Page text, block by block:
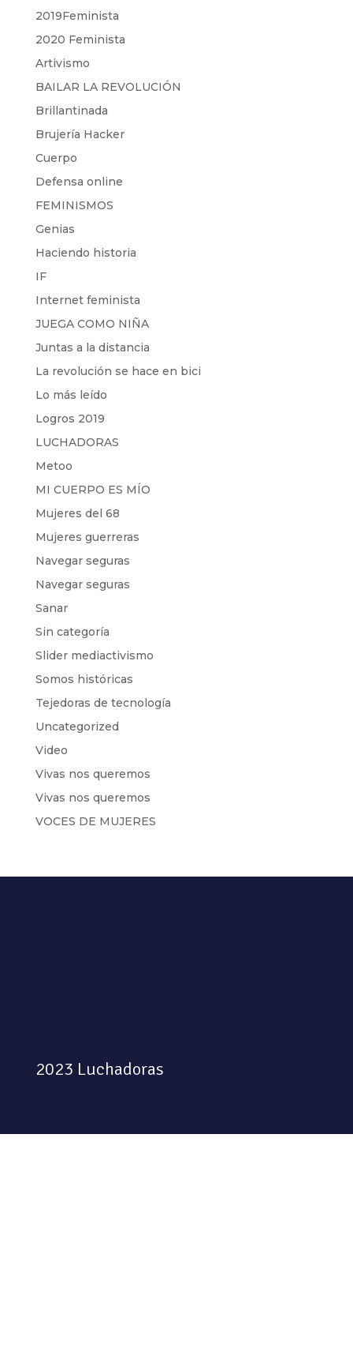
2019Feminista
2020 Feminista
Artivismo
BAILAR LA REVOLUCIÓN
Brillantinada
Brujería Hacker
Cuerpo
Defensa online
FEMINISMOS
Genias
Haciendo historia
IF
Internet feminista
JUEGA COMO NIÑA
Juntas a la distancia
La revolución se hace en bici
Lo más leído
Logros 2019
LUCHADORAS
Metoo
MI CUERPO ES MÍO
Mujeres del 68
Mujeres guerreras
Navegar seguras
Navegar seguras
Sanar
Sin categoría
Slider mediactivismo
Somos históricas
Tejedoras de tecnología
Uncategorized
Video
Vivas nos queremos
Vivas nos queremos
VOCES DE MUJERES
2023 Luchadoras